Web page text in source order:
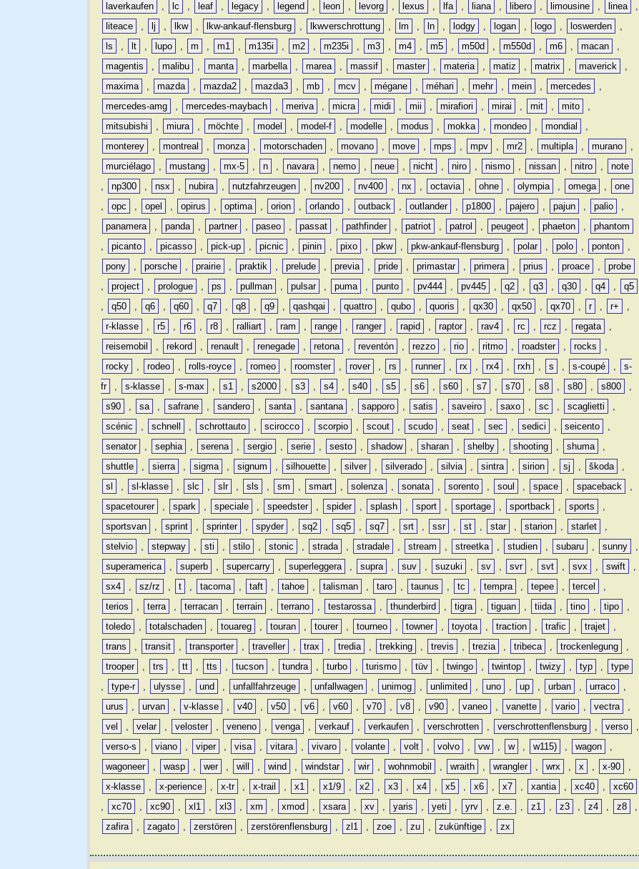
laverkaufen
, lc , leaf , legacy , legend , leon , levorg , lexus , lfa , liana , libero , limousine , linea
,
liteace
, lj , lkw , lkw-ankauf-flensburg , lkwverschrottung , lm , ln , lodgy , logan , logo , loswerden
,
ls
, lt , lupo , m , m1 , m135i , m2 , m235i , m3 , m4 , m5 , m50d , m550d , m6 , macan
,
magentis
, malibu , manta , marbella , marea , massif , master , materia , matiz , matrix , maverick
,
maxima
, mazda , mazda2 , mazda3 , mb , mcv , mégane , méhari , mehr , mein , mercedes
,
mercedes-amg
, mercedes-maybach , meriva , micra , midi , mii , mirafiori , mirai , mit , mito
,
mitsubishi
, miura , möchte , model , model-f , modelle , modus , mokka , mondeo , mondial
,
monterey
, montreal , monza , motorschaden , movano , move , mps , mpv , mr2 , multipla , murano
,
murciélago
, mustang , mx-5 , n , navara , nemo , neue , nicht , niro , nismo , nissan , nitro ,
note
,
np300 , nsx , nubira , nutzfahrzeugen , nv200 , nv400 , nx , octavia , ohne , olympia , omega ,
one
,
opc , opel , opirus , optima , orion , orlando , outback , outlander , p1800 , pajero , pajun , palio
,
panamera
, panda , partner , paseo , passat , pathfinder , patriot , patrol , peugeot , phaeton ,
phantom
,
picanto , picasso , pick-up , picnic , pinin , pixo , pkw , pkw-ankauf-flensburg , polar , polo , ponton
,
pony
, porsche , prairie , praktik , prelude , previa , pride , primastar , primera , prius , proace ,
probe
,
project , prologue , ps , pullman , pulsar , puma , punto , pv444 , pv445 , q2 , q3 , q30 , q4 ,
q5
,
q50 , q6 , q60 , q7 , q8 , q9 , qashqai , quattro , qubo , quoris , qx30 , qx50 , qx70 , r , r+
,
r-klasse
, r5 , r6 , r8 , ralliart , ram , range , ranger , rapid , raptor , rav4 , rc , rcz , regata
,
reisemobil
, rekord , renault , renegade , retona , reventón , rezzo , rio , ritmo , roadster , rocks
,
rocky
, rodeo , rolls-royce , romeo , roomster , rover , rs , runner , rx , rx4 , rxh , s , s-coupé ,
s-
fr
, s-klasse , s-max , s1 , s2000 , s3 , s4 , s40 , s5 , s6 , s60 , s7 , s70 , s8 , s80 , s800
,
s90
, sa , safrane , sandero , santa , santana , sapporo , satis , saveiro , saxo , sc , scaglietti
,
scénic
, schnell , schrottauto , scirocco , scorpio , scout , scudo , seat , sec , sedici , seicento
,
senator
, sephia , serena , sergio , serie , sesto , shadow , sharan , shelby , shooting , shuma
,
shuttle
, sierra , sigma , signum , silhouette , silver , silverado , silvia , sintra , sirion , sj , škoda
,
sl
, sl-klasse , slc , slr , sls , sm , smart , solenza , sonata , sorento , soul , space , spaceback
,
spacetourer
, spark , speciale , speedster , spider , splash , sport , sportage , sportback , sports
,
sportsvan
, sprint , sprinter , spyder , sq2 , sq5 , sq7 , srt , ssr , st , star , starion , starlet
,
stelvio
, stepway , sti , stilo , stonic , strada , stradale , stream , streetka , studien , subaru , sunny
,
superamerica
, superb , supercarry , superleggera , supra , suv , suzuki , sv , svr , svt , svx , swift
,
sx4
, sz/rz , t , tacoma , taft , tahoe , talisman , taro , taunus , tc , tempra , tepee , tercel
,
terios
, terra , terracan , terrain , terrano , testarossa , thunderbird , tigra , tiguan , tiida , tino , tipo
,
toledo
, totalschaden , touareg , touran , tourer , tourneo , towner , toyota , traction , trafic , trajet
,
trans
, transit , transporter , traveller , trax , tredia , trekking , trevis , trezia , tribeca , trockenlegung
,
trooper
, trs , tt , tts , tucson , tundra , turbo , turismo , tüv , twingo , twintop , twizy , typ ,
type
,
type-r , ulysse , und , unfallfahrzeuge , unfallwagen , unimog , unlimited , uno , up , urban , urraco
,
urus
, urvan , v-klasse , v40 , v50 , v6 , v60 , v70 , v8 , v90 , vaneo , vanette , vario , vectra
,
vel
, velar , veloster , veneno , venga , verkauf , verkaufen , verschrotten , verschrottenflensburg , verso
,
verso-s
, viano , viper , visa , vitara , vivaro , volante , volt , volvo , vw , w , w115) , wagon
,
wagoneer
, wasp , wer , will , wind , windstar , wir , wohnmobil , wraith , wrangler , wrx , x , x-90
,
x-klasse
, x-perience , x-tr , x-trail , x1 , x1/9 , x2 , x3 , x4 , x5 , x6 , x7 , xantia , xc40 ,
xc60
,
xc70 , xc90 , xl1 , xl3 , xm , xmod , xsara , xv , yaris , yeti , yrv , z.e. , z1 , z3 , z4 , z8
,
zafira
, zagato , zerstören , zerstörenflensburg , zl1 , zoe , zu , zukünftige , zx